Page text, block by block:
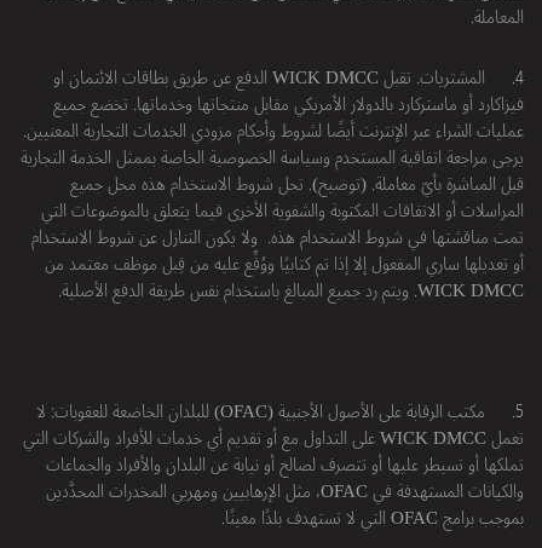
المعاملة.
4.
المشتريات. تقبل WICK DMCC الدفع عن طريق بطاقات الائتمان او
فيزاكارد أو ماستركارد بالدولار الأمريكي مقابل منتجاتها وخدماتها. تخضع جميع
عمليات الشراء عبر الإنترنت أيضًا لشروط وأحكام مزودي الخدمات التجارية المعنيين.
يرجى مراجعة اتفاقية المستخدم وسياسة الخصوصية الخاصة بممثل الخدمة التجارية
قبل المباشرة بأيّ معاملة. (توضيح). تحل شروط الاستخدام هذه محل جميع
المراسلات أو الاتفاقات المكتوبة والشفوية الأخرى فيما يتعلق بالموضوعات التي
تمت مناقشتها في شروط الاستخدام هذه. ولا يكون التنازل عن شروط الاستخدام
أو تعديلها ساري المفعول إلا إذا تم كتابيًا ووُقِّع عليه من قِبل موظف معتمد من
WICK DMCC. ويتم رد جميع المبالغ باستخدام نفس طريقة الدفع الأصلية.
5. مكتب الرقابة على الأصول الأجنبية (OFAC) للبلدان الخاضعة للعقوبات: لا
تعمل WICK DMCC على التداول مع أو تقديم أي خدمات للأفراد والشركات التي
تملكها أو تسيطر عليها أو تتصرف لصالح أو نيابة عن البلدان والأفراد والجماعات
والكيانات المستهدفة في OFAC، مثل الإرهابيين ومهربي المخدرات المحدَّدين
بموجب برامج OFAC التي لا تستهدف بلدًا معينًا.